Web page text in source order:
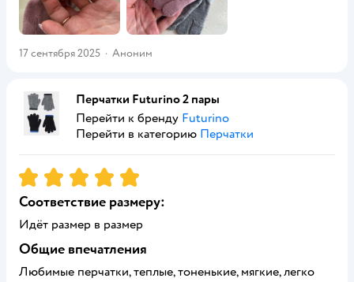
17 сентября 2025 · Аноним
Перчатки Futurino 2 пары
Перейти к бренду Futurino
Перейти в категорию Перчатки
Рейтинг:5
Соответствие размеру:
Идёт размер в размер
Общие впечатления
Любимые перчатки, теплые, тоненькие, мягкие, легко